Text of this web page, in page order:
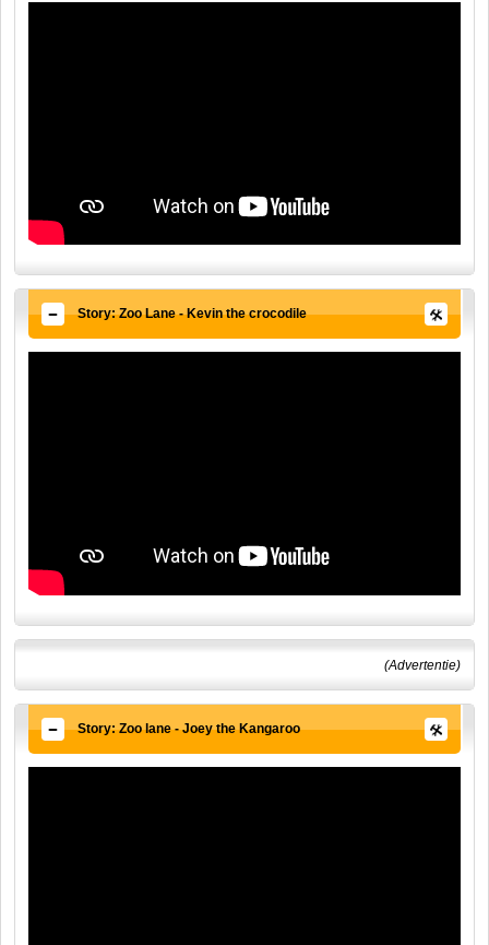
Story: Zoo Lane - Kevin the crocodile
(Advertentie)
Story: Zoo lane - Joey the Kangaroo